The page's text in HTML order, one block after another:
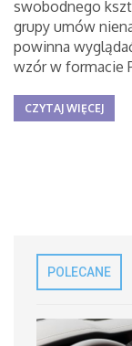
swobodnego
grupy umów
powinna
wzór w formacie
CZYTAJ WIĘCEJ
POLECANE